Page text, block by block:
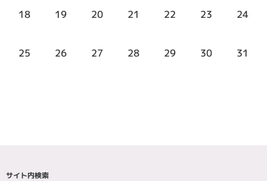
18 19 20 21 22 23 24
25 26 27 28 29 30 31
サイト内検索